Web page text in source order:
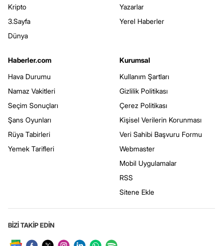
Kripto
3.Sayfa
Dünya
Yazarlar
Yerel Haberler
Haberler.com
Hava Durumu
Namaz Vakitleri
Seçim Sonuçları
Şans Oyunları
Rüya Tabirleri
Yemek Tarifleri
Kurumsal
Kullanım Şartları
Gizlilik Politikası
Çerez Politikası
Kişisel Verilerin Korunması
Veri Sahibi Başvuru Formu
Webmaster
Mobil Uygulamalar
RSS
Sitene Ekle
BİZİ TAKİP EDİN